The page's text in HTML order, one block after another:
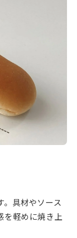
具材やソース
を軽めに焼き上